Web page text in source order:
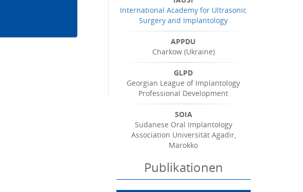
International Academy for Ultrasonic
Surgery and Implantology
APPDU
Charkow (Ukraine)
GLPD
Georgian League of Implantology
Professional Development
SOIA
Sudanese Oral Implantology
Association Universität Agadir,
Marokko
Publikationen